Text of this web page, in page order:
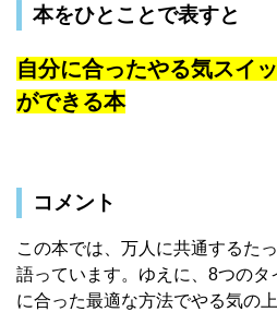
本をひとことで表すと
自分に合ったやる気スイ
ができる本
コメント
この本では、万人に共通するた
語っています。ゆえに、8つの
に合った最適な方法でやる気の